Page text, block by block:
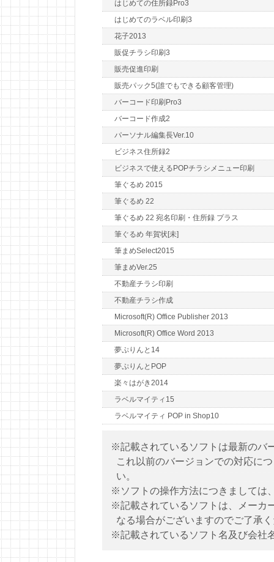
はじめての住所録Pro3
はじめてのラベル印刷3
花子2013
販促チラシ印刷3
販売促進印刷
販売パック5(誰でもできる顧客管理)
バーコード印刷Pro3
バーコード作成2
パーソナル編集長Ver.10
ビジネス住所録2
ビジネスで使えるPOPチラシメニュー印刷
筆ぐるめ 2015
筆ぐるめ 22
筆ぐるめ 22 宛名印刷・住所録 プラス
筆ぐるめ 年賀状[未]
筆まめSelect2015
筆まめVer.25
不動産チラシ印刷
不動産チラシ作成
Microsoft(R) Office Publisher 2013
Microsoft(R) Office Word 2013
夢ぷりんと14
夢ぷりんとPOP
楽々はがき2014
ラベルマイティ15
ラベルマイティ POP in Shop10
※記載されているソフトは最新のバ
これ以前のバージョンでの対応に
い。
※ソフトの操作方法につきましては
※記載されているソフトは、メーカ
なる場合がございますのでご了承
※記載されているソフト名及び会社